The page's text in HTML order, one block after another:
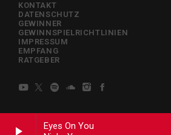
play_arrow
Eyes On You
KONTAKT
DATENSCHUTZ
GEWINNER
GEWINNSPIELRICHTLINIEN
IMPRESSUM
EMPFANG
RATGEBER